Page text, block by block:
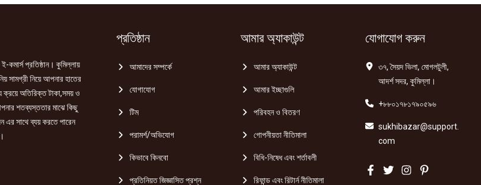
কমার্স প্রতিষ্ঠান। কুমিল্লায়
সামগ্রী নিয়ে আপনার হাতের
অতিরিক্ত টাকা,সময় ও
শতব্যস্ততার মাঝে কিছু
এর সাথে ব্যয় করতে পারেন
প্রতিষ্ঠান
আমাদের সম্পর্কে
যোগাযোগ
টিম
পরামর্শ/অভিযোগ
কিভাবে কিনবো
প্রতিনিয়ত জিজ্ঞাসিত প্রশ্ন
আমার অ্যাকাউন্ট
আমার অ্যাকাউন্ট
আমার ইচ্ছাগুলি
পরিবহন ও বিতরণ
গোপনীয়তা নীতিমালা
বিধি-নিষেধ এবং শর্তাবলী
রিফান্ড এবং রিটার্ন নীতিমালা
যোগাযোগ করুন
৩৭, সৈয়দ ভিলা, মোগলটুলী,
আদর্শ সদর, কুমিল্লা।
+৮৮০১৭৮১৭৯০৫৯৬
sukhibazar@support.
com